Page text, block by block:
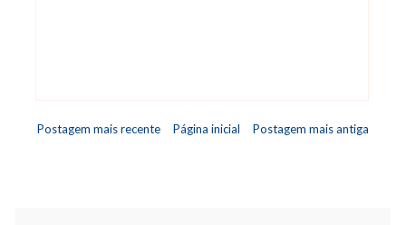
Postagem mais recente Postagem mais antiga
Página inicial